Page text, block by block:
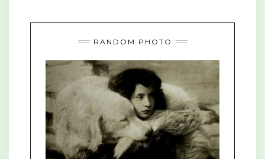
RANDOM PHOTO